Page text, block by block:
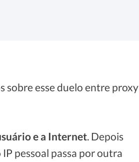
sobre esse duelo entre proxy
e a Internet. Depois
pessoal passa por outra